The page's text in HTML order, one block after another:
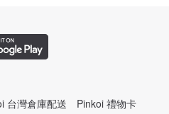
台灣倉庫配送
Pinkoi 禮物卡